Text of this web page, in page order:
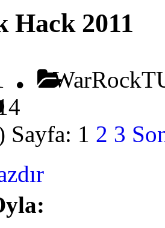
Hack 2011
Sayfa: 1 2 3